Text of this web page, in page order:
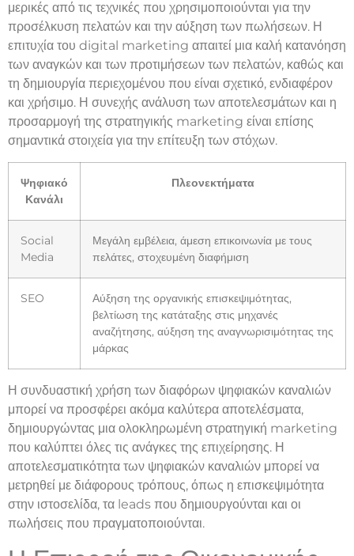
μερικές από τις τεχνικές που χρησιμοποιούνται για την
προσέλκυση πελατών και την αύξηση των πωλήσεων. Η
επιτυχία του digital marketing απαιτεί μια καλή κατανόηση
των αναγκών και των προτιμήσεων των πελατών, καθώς και
τη δημιουργία περιεχομένου που είναι σχετικό, ενδιαφέρον
και χρήσιμο. Η συνεχής ανάλυση των αποτελεσμάτων και η
προσαρμογή της στρατηγικής marketing είναι επίσης
σημαντικά στοιχεία για την επίτευξη των στόχων.
Ψηφιακό
Κανάλι
Πλεονεκτήματα
Social
Media
Μεγάλη εμβέλεια, άμεση επικοινωνία με τους
πελάτες, στοχευμένη διαφήμιση
SEO
Αύξηση της οργανικής επισκεψιμότητας,
βελτίωση της κατάταξης στις μηχανές
αναζήτησης, αύξηση της αναγνωρισιμότητας της
μάρκας
Η συνδυαστική χρήση των διαφόρων ψηφιακών καναλιών
μπορεί να προσφέρει ακόμα καλύτερα αποτελέσματα,
δημιουργώντας μια ολοκληρωμένη στρατηγική marketing
που καλύπτει όλες τις ανάγκες της επιχείρησης. Η
αποτελεσματικότητα των ψηφιακών καναλιών μπορεί να
μετρηθεί με διάφορους τρόπους, όπως η επισκεψιμότητα
στην ιστοσελίδα, τα leads που δημιουργούνται και οι
πωλήσεις που πραγματοποιούνται.